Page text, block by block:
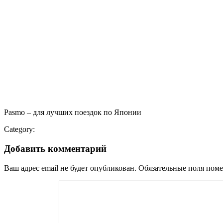
Pasmo – для лучших поездок по Японии
Category:
Добавить комментарий
Ваш адрес email не будет опубликован. Обязательные поля